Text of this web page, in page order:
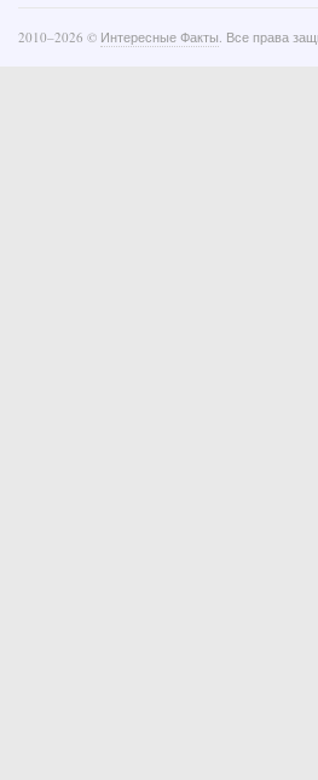
2010–2026 © Интересные Факты. Все права